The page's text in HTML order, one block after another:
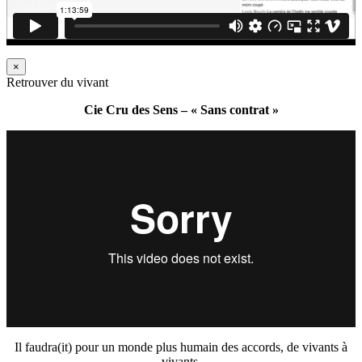
×
Retrouver du vivant
Cie Cru des Sens – « Sans contrat »
Il faudra(it) pour un monde plus humain des accords, de vivants à